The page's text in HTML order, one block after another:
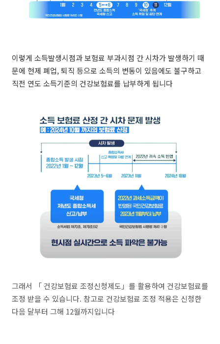
이렇게 소득발생시점과 보험료 부과시점 간 시차가 발생하기 때
문에 현제 폐업, 퇴직 등으로 소득의 변동이 있음에도 불구하고
직전 연도 소득기준의 건강보험료를 납부하게 됩니다
그래서 「 건강보험료 조정신청제도」를 활용하여 건강보험료를
조정 받을 수 있습니다. 참고로 건강보험료 조정 적용은 신청한
다음 달부터 그해 12월까지입니다